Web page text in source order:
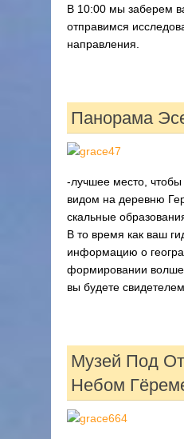
В 10:00 мы заберем
отправимся
направления.
Панорама
-лучшее место, чтобы
видом на деревню
скальные
В то время как ваш
информацию о
формировании
вы будете
Музей Под
Небом